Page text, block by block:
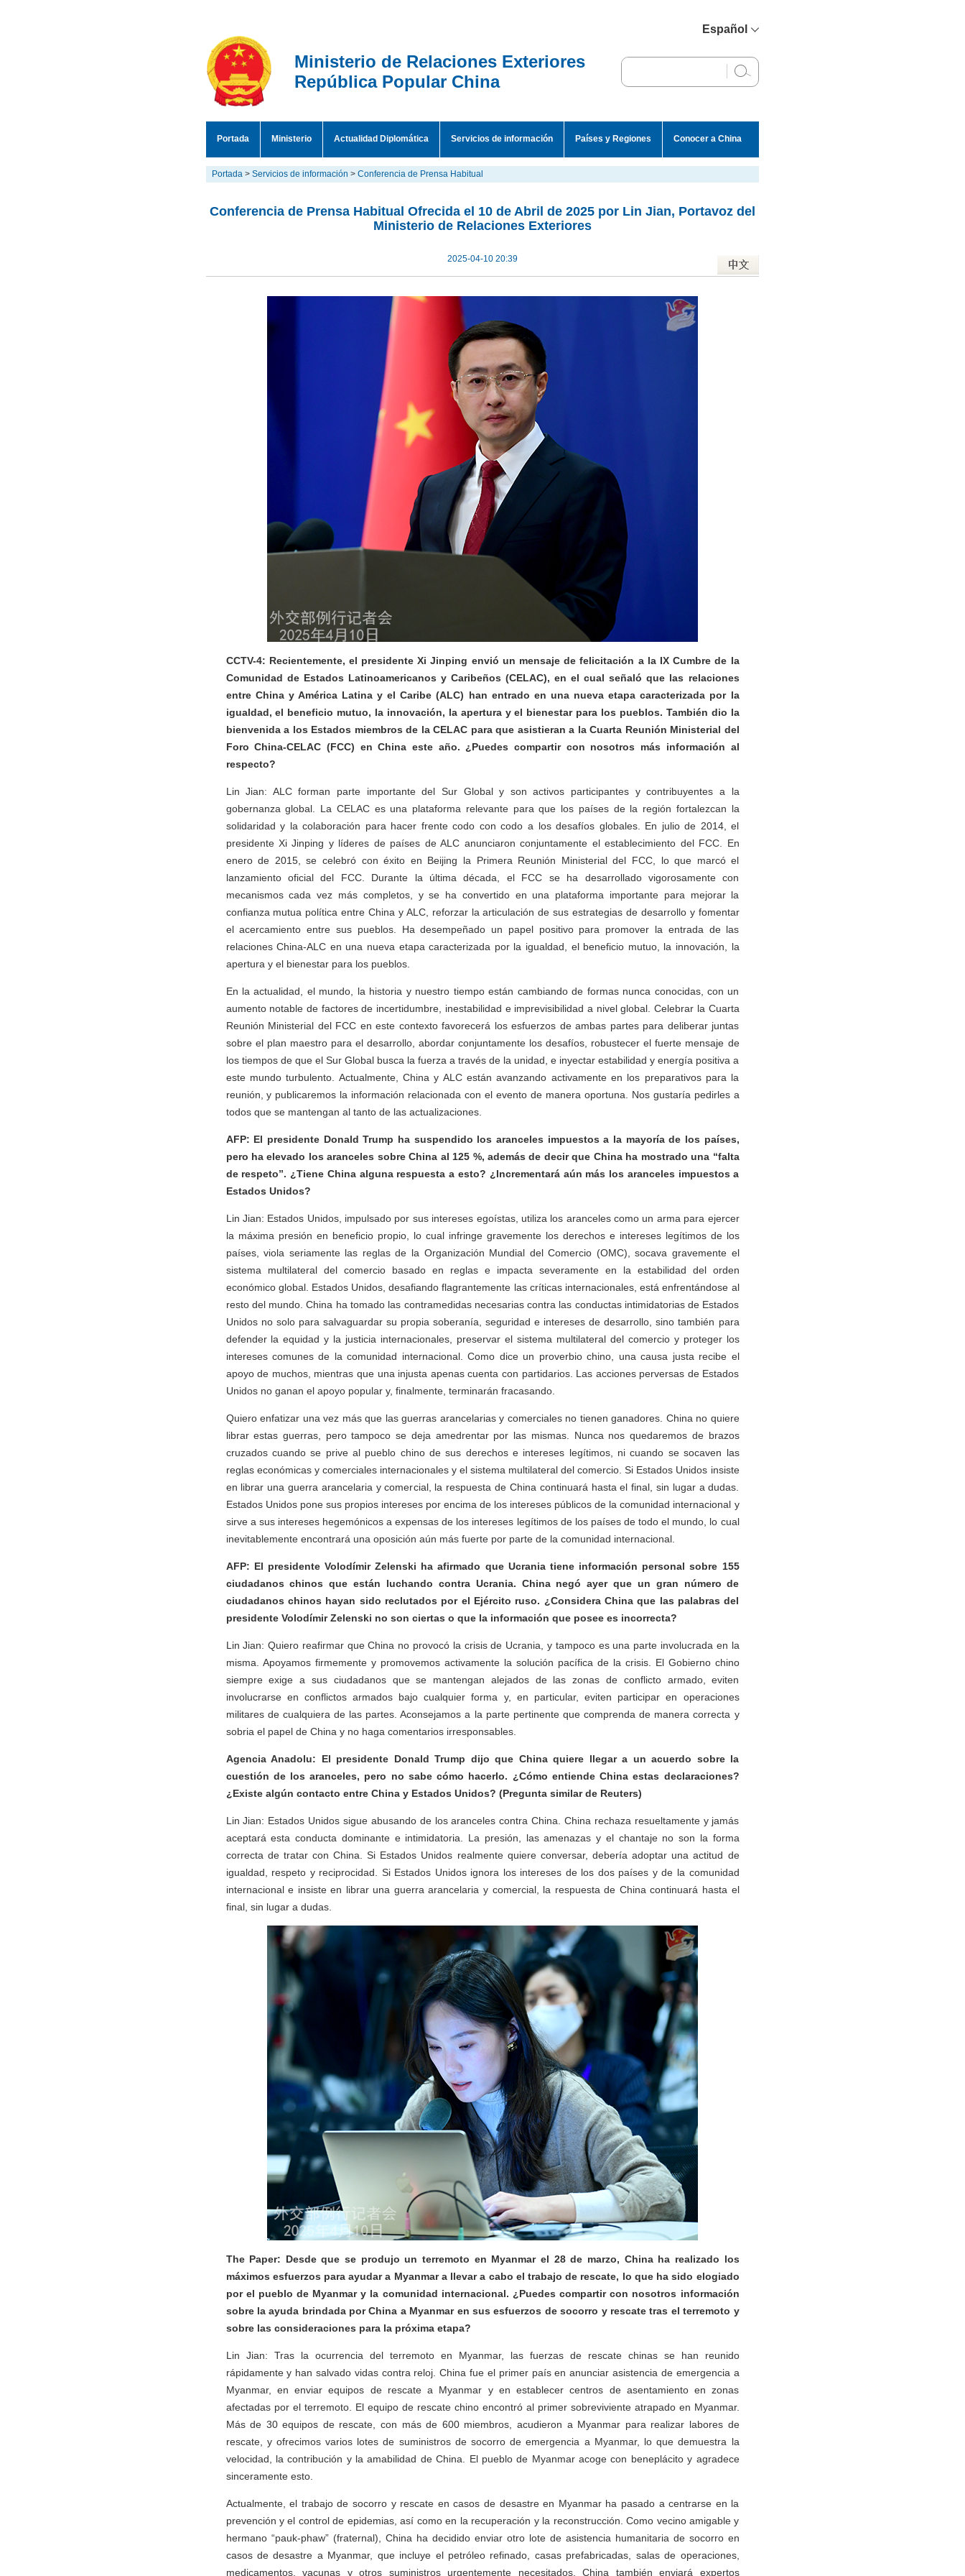
Español
English
Ministerio de Relaciones Exteriores
República Popular China
Portada Ministerio Actualidad Diplomática Servicios de información Países y Regiones Conocer a China
Portada > Servicios de información > Conferencia de Prensa Habitual
Conferencia de Prensa Habitual Ofrecida el 10 de Abril de 2025 por Lin Jian, Portavoz del
Ministerio de Relaciones Exteriores
2025-04-10 20:39
CCTV-4: Recientemente, el presidente Xi Jinping envió un mensaje de felicitación a la IX Cumbre de la
Comunidad de Estados Latinoamericanos y Caribeños (CELAC), en el cual señaló que las relaciones
entre China y América Latina y el Caribe (ALC) han entrado en una nueva etapa caracterizada por la
igualdad, el beneficio mutuo, la innovación, la apertura y el bienestar para los pueblos. También dio la
bienvenida a los Estados miembros de la CELAC para que asistieran a la Cuarta Reunión Ministerial del
Foro China-CELAC (FCC) en China este año. ¿Puedes compartir con nosotros más información al
respecto?
Lin Jian: ALC forman parte importante del Sur Global y son activos participantes y contribuyentes a la
gobernanza global. La CELAC es una plataforma relevante para que los países de la región fortalezcan la
solidaridad y la colaboración para hacer frente codo con codo a los desafíos globales. En julio de 2014, el
presidente Xi Jinping y líderes de países de ALC anunciaron conjuntamente el establecimiento del FCC. En
enero de 2015, se celebró con éxito en Beijing la Primera Reunión Ministerial del FCC, lo que marcó el
lanzamiento oficial del FCC. Durante la última década, el FCC se ha desarrollado vigorosamente con
mecanismos cada vez más completos, y se ha convertido en una plataforma importante para mejorar la
confianza mutua política entre China y ALC, reforzar la articulación de sus estrategias de desarrollo y fomentar
el acercamiento entre sus pueblos. Ha desempeñado un papel positivo para promover la entrada de las
relaciones China-ALC en una nueva etapa caracterizada por la igualdad, el beneficio mutuo, la innovación, la
apertura y el bienestar para los pueblos.
En la actualidad, el mundo, la historia y nuestro tiempo están cambiando de formas nunca conocidas, con un
aumento notable de factores de incertidumbre, inestabilidad e imprevisibilidad a nivel global. Celebrar la Cuarta
Reunión Ministerial del FCC en este contexto favorecerá los esfuerzos de ambas partes para deliberar juntas
sobre el plan maestro para el desarrollo, abordar conjuntamente los desafíos, robustecer el fuerte mensaje de
los tiempos de que el Sur Global busca la fuerza a través de la unidad, e inyectar estabilidad y energía positiva a
este mundo turbulento. Actualmente, China y ALC están avanzando activamente en los preparativos para la
reunión, y publicaremos la información relacionada con el evento de manera oportuna. Nos gustaría pedirles a
todos que se mantengan al tanto de las actualizaciones.
AFP: El presidente Donald Trump ha suspendido los aranceles impuestos a la mayoría de los países,
pero ha elevado los aranceles sobre China al 125 %, además de decir que China ha mostrado una “falta
de respeto”. ¿Tiene China alguna respuesta a esto? ¿Incrementará aún más los aranceles impuestos a
Estados Unidos?
Lin Jian: Estados Unidos, impulsado por sus intereses egoístas, utiliza los aranceles como un arma para ejercer
la máxima presión en beneficio propio, lo cual infringe gravemente los derechos e intereses legítimos de los
países, viola seriamente las reglas de la Organización Mundial del Comercio (OMC), socava gravemente el
sistema multilateral del comercio basado en reglas e impacta severamente en la estabilidad del orden
económico global. Estados Unidos, desafiando flagrantemente las críticas internacionales, está enfrentándose al
resto del mundo. China ha tomado las contramedidas necesarias contra las conductas intimidatorias de Estados
Unidos no solo para salvaguardar su propia soberanía, seguridad e intereses de desarrollo, sino también para
defender la equidad y la justicia internacionales, preservar el sistema multilateral del comercio y proteger los
intereses comunes de la comunidad internacional. Como dice un proverbio chino, una causa justa recibe el
apoyo de muchos, mientras que una injusta apenas cuenta con partidarios. Las acciones perversas de Estados
Unidos no ganan el apoyo popular y, finalmente, terminarán fracasando.
Quiero enfatizar una vez más que las guerras arancelarias y comerciales no tienen ganadores. China no quiere
librar estas guerras, pero tampoco se deja amedrentar por las mismas. Nunca nos quedaremos de brazos
cruzados cuando se prive al pueblo chino de sus derechos e intereses legítimos, ni cuando se socaven las
reglas económicas y comerciales internacionales y el sistema multilateral del comercio. Si Estados Unidos insiste
en librar una guerra arancelaria y comercial, la respuesta de China continuará hasta el final, sin lugar a dudas.
Estados Unidos pone sus propios intereses por encima de los intereses públicos de la comunidad internacional y
sirve a sus intereses hegemónicos a expensas de los intereses legítimos de los países de todo el mundo, lo cual
inevitablemente encontrará una oposición aún más fuerte por parte de la comunidad internacional.
AFP: El presidente Volodímir Zelenski ha afirmado que Ucrania tiene información personal sobre 155
ciudadanos chinos que están luchando contra Ucrania. China negó ayer que un gran número de
ciudadanos chinos hayan sido reclutados por el Ejército ruso. ¿Considera China que las palabras del
presidente Volodímir Zelenski no son ciertas o que la información que posee es incorrecta?
Lin Jian: Quiero reafirmar que China no provocó la crisis de Ucrania, y tampoco es una parte involucrada en la
misma. Apoyamos firmemente y promovemos activamente la solución pacífica de la crisis. El Gobierno chino
siempre exige a sus ciudadanos que se mantengan alejados de las zonas de conflicto armado, eviten
involucrarse en conflictos armados bajo cualquier forma y, en particular, eviten participar en operaciones
militares de cualquiera de las partes. Aconsejamos a la parte pertinente que comprenda de manera correcta y
sobria el papel de China y no haga comentarios irresponsables.
Agencia Anadolu: El presidente Donald Trump dijo que China quiere llegar a un acuerdo sobre la
cuestión de los aranceles, pero no sabe cómo hacerlo. ¿Cómo entiende China estas declaraciones?
¿Existe algún contacto entre China y Estados Unidos? (Pregunta similar de Reuters)
Lin Jian: Estados Unidos sigue abusando de los aranceles contra China. China rechaza resueltamente y jamás
aceptará esta conducta dominante e intimidatoria. La presión, las amenazas y el chantaje no son la forma
correcta de tratar con China. Si Estados Unidos realmente quiere conversar, debería adoptar una actitud de
igualdad, respeto y reciprocidad. Si Estados Unidos ignora los intereses de los dos países y de la comunidad
internacional e insiste en librar una guerra arancelaria y comercial, la respuesta de China continuará hasta el
final, sin lugar a dudas.
The Paper: Desde que se produjo un terremoto en Myanmar el 28 de marzo, China ha realizado los
máximos esfuerzos para ayudar a Myanmar a llevar a cabo el trabajo de rescate, lo que ha sido elogiado
por el pueblo de Myanmar y la comunidad internacional. ¿Puedes compartir con nosotros información
sobre la ayuda brindada por China a Myanmar en sus esfuerzos de socorro y rescate tras el terremoto y
sobre las consideraciones para la próxima etapa?
Lin Jian: Tras la ocurrencia del terremoto en Myanmar, las fuerzas de rescate chinas se han reunido
rápidamente y han salvado vidas contra reloj. China fue el primer país en anunciar asistencia de emergencia a
Myanmar, en enviar equipos de rescate a Myanmar y en establecer centros de asentamiento en zonas
afectadas por el terremoto. El equipo de rescate chino encontró al primer sobreviviente atrapado en Myanmar.
Más de 30 equipos de rescate, con más de 600 miembros, acudieron a Myanmar para realizar labores de
rescate, y ofrecimos varios lotes de suministros de socorro de emergencia a Myanmar, lo que demuestra la
velocidad, la contribución y la amabilidad de China. El pueblo de Myanmar acoge con beneplácito y agradece
sinceramente esto.
Actualmente, el trabajo de socorro y rescate en casos de desastre en Myanmar ha pasado a centrarse en la
prevención y el control de epidemias, así como en la recuperación y la reconstrucción. Como vecino amigable y
hermano “pauk-phaw” (fraternal), China ha decidido enviar otro lote de asistencia humanitaria de socorro en
casos de desastre a Myanmar, que incluye el petróleo refinado, casas prefabricadas, salas de operaciones,
medicamentos, vacunas y otros suministros urgentemente necesitados. China también enviará expertos